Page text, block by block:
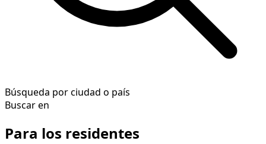
Búsqueda por ciudad o país
Buscar en
Para los residentes